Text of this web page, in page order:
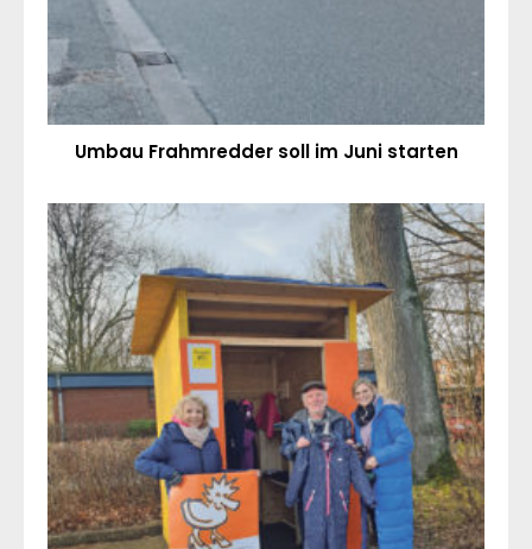
Umbau Frahmredder soll im Juni starten